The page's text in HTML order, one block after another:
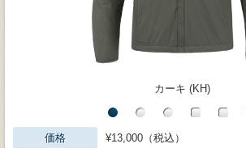
カーキ (KH)
価格 ¥13,000（税込）